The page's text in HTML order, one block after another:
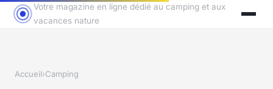
Votre magazine en ligne dédié au camping et aux
vacances nature
Accueil›Camping